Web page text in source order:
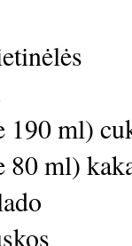
190 ml)
80 ml)